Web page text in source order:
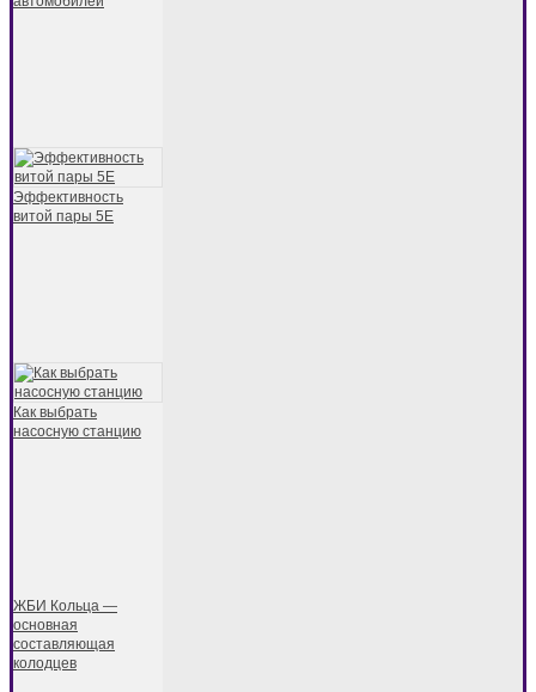
Эффективность
витой пары 5E
Как выбрать
насосную станцию
ЖБИ Кольца —
основная
составляющая
колодцев